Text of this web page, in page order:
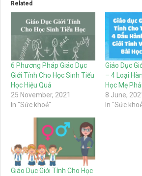
Related
6 Phương Pháp Giáo Dục
Giới Tính Cho Học Sinh Tiểu
Học Hiệu Quả
25 November, 2021
In "Sức khoẻ"
Giáo Dục
– 4 Loại
Học Mẹ
8 June,
In "Sức
Giáo Dục Giới Tính Cho Học